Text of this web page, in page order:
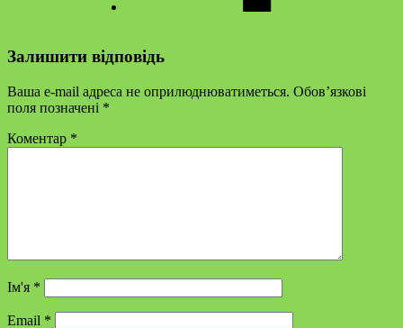
Залишити відповідь
Ваша e-mail адреса не оприлюднюватиметься. Обов’язкові
поля позначені *
Коментар *
Ім'я *
Email *